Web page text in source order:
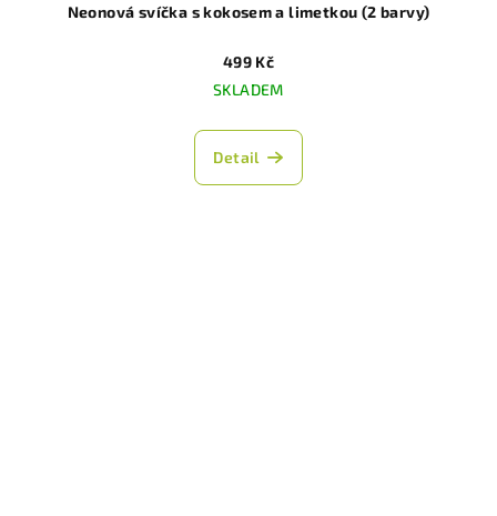
Neonová svíčka s kokosem a limetkou (2 barvy)
499 Kč
SKLADEM
Detail